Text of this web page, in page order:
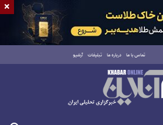
تماس با ما درباره ما تبلیغات آرشیو
×